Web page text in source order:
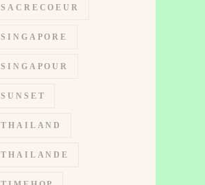
SACRECOEUR
SINGAPORE
SINGAPOUR
SUNSET
THAILAND
THAILANDE